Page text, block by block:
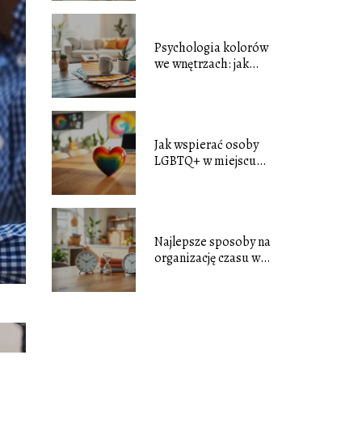
Psychologia kolorów
we wnętrzach: jak
Jak wspierać osoby
LGBTQ+ w miejscu
Najlepsze sposoby na
organizację czasu w